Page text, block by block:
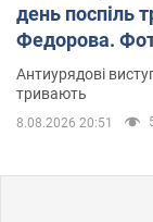
день поспіль
Федорова.
Антиурядові
тривають
8.08.2026 20:51